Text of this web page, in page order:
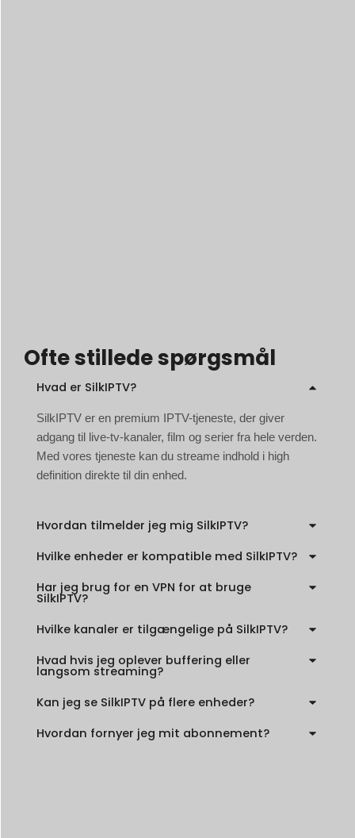
Ofte stillede spørgsmål
Hvad er SilkIPTV?
SilkIPTV er en premium IPTV-tjeneste, der giver
adgang til live-tv-kanaler, film og serier fra hele verden.
Med vores tjeneste kan du streame indhold i high
definition direkte til din enhed.
Hvordan tilmelder jeg mig SilkIPTV?
Hvilke enheder er kompatible med SilkIPTV?
Har jeg brug for en VPN for at bruge
SilkIPTV?
Hvilke kanaler er tilgængelige på SilkIPTV?
Hvad hvis jeg oplever buffering eller
langsom streaming?
Kan jeg se SilkIPTV på flere enheder?
Hvordan fornyer jeg mit abonnement?